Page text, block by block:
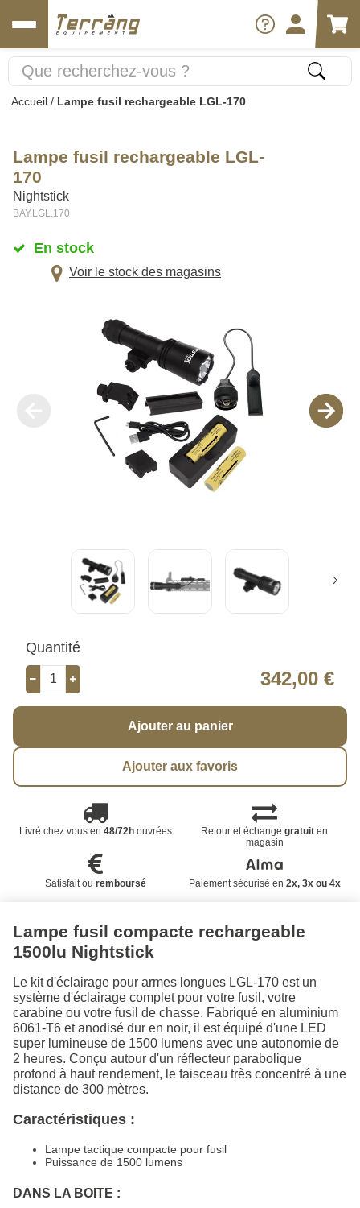
Accueil / Lampe fusil rechargeable LGL-170
Lampe fusil rechargeable LGL-
170
Nightstick
BAY.LGL.170
En stock
Voir le stock des magasins
Quantité
342,00 €
Ajouter au panier
Ajouter aux favoris
Livré chez vous en 48/72houvrées Retour et échangegratuit en
magasin
Satisfait ou remboursé Paiement sécurisé en 2x, 3x ou 4x
Lampe fusil compacte rechargeable
1500lu Nightstick
Le kit d'éclairage pour armes longues LGL-170 est un
système d'éclairage complet pour votre fusil, votre
carabine ou votre fusil de chasse. Fabriqué en aluminium
6061-T6 et anodisé dur en noir, il est équipé d'une LED
super lumineuse de 1500 lumens avec une autonomie de
2 heures. Conçu autour d'un réflecteur parabolique
profond à haut rendement, le faisceau très concentré à une
distance de 300 mètres.
Caractéristiques :
Lampe tactique compacte pour fusil
Puissance de 1500 lumens
DANS LA BOITE :